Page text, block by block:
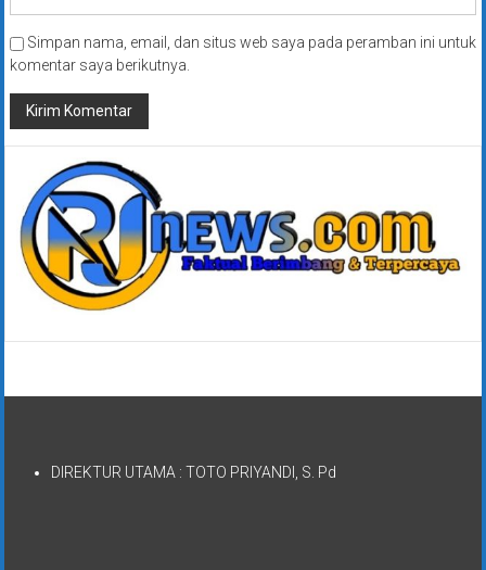
Simpan nama, email, dan situs web saya pada peramban ini untuk
komentar saya berikutnya.
DIREKTUR UTAMA : TOTO PRIYANDI, S. Pd